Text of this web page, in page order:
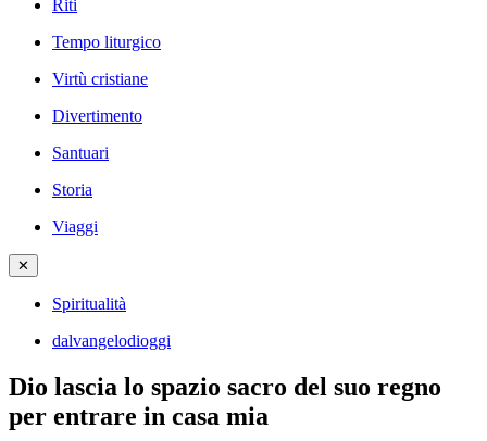
Riti
Tempo liturgico
Virtù cristiane
Divertimento
Santuari
Storia
Viaggi
✕
Spiritualità
dalvangelodioggi
Dio lascia lo spazio sacro del suo regno
per entrare in casa mia